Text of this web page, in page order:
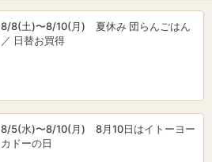
8/8(土)〜8/10(月) 夏休み 団らんごはん
／ 日替お買得
8/5(水)〜8/10(月) 8月10日はイトーヨー
カドーの日